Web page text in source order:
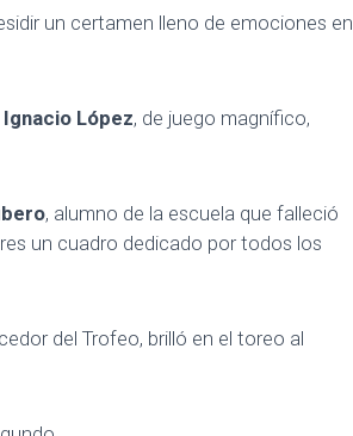
un certamen lleno de emociones en
Ignacio López, de juego magnífico,
, alumno de la escuela que falleció
un cuadro dedicado por todos los
del Trofeo, brilló en el toreo al